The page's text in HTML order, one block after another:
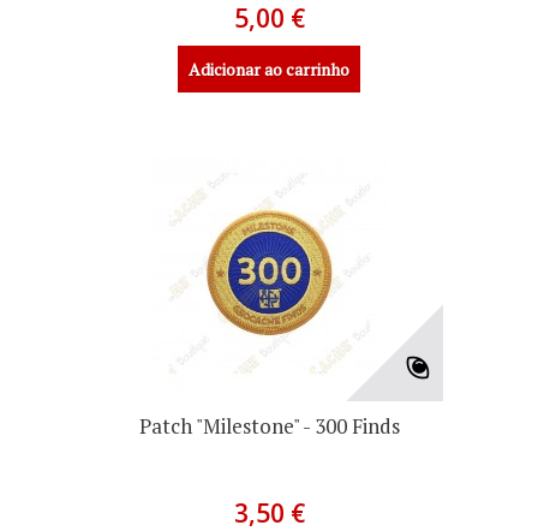
5,00 €
Adicionar ao carrinho
Patch "Milestone" - 300 Finds
3,50 €